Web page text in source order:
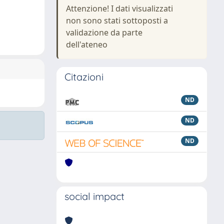
Attenzione! I dati visualizzati
non sono stati sottoposti a
validazione da parte
dell'ateneo
Citazioni
ND
ND
ND
social impact